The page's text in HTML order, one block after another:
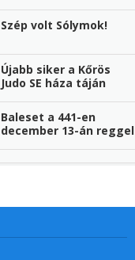
Szép volt Sólymok!
Újabb siker a Kőrös
Judo SE háza táján
Baleset a 441-en
december 13-án reggel